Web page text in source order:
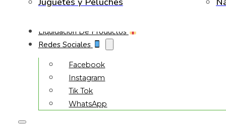
Liquidación De Productos
Redes Sociales
Facebook
Instagram
Tik Tok
WhatsApp